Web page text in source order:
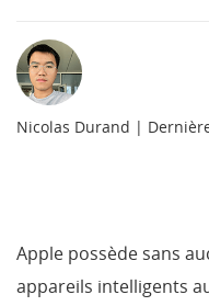
Télécharger
Nicolas Durand |
Apple possède sans
appareils intelligents